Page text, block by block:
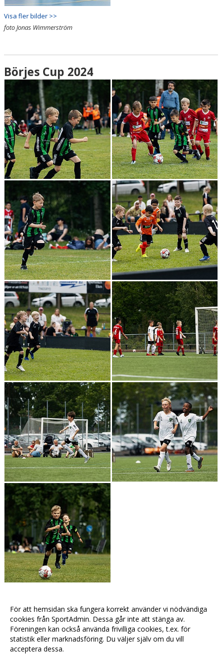
Visa fler bilder >>
foto Jonas Wimmerström
Börjes Cup 2024
Börjes cup anordnas varje år i Maj på Tingsryds IP. Cupen riktar sig till
flickor och pojkar 7-10år.
För att hemsidan ska fungera korrekt använder vi nödvändiga
cookies från SportAdmin. Dessa går inte att stänga av.
Föreningen kan också använda frivilliga cookies, t.ex. för
statistik eller marknadsföring. Du väljer själv om du vill
acceptera dessa.